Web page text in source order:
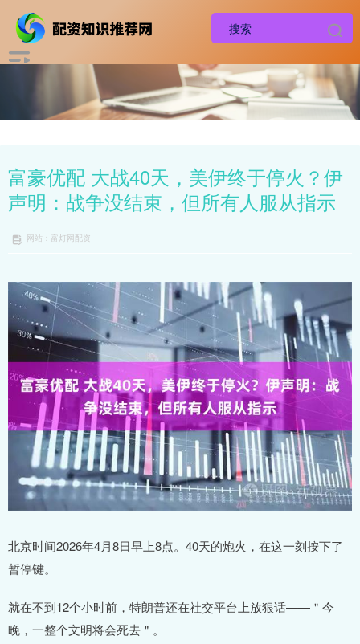
富豪优配 大战40天，美伊终于停火？伊
声明：战争没结束，但所有人服从指示
网站：富灯网配资
北京时间2026年4月8日早上8点。40天的炮火，在这一刻按下了
暂停键。
就在不到12个小时前，特朗普还在社交平台上放狠话——＂今
晚，一整个文明将会死去＂。